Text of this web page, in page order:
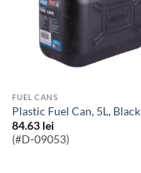
FUEL CANS
Plastic Fuel Can, 5L, Black
84.63 lei
(#D-09053)